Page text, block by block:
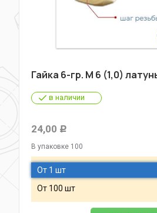
Гайка 6-гр. М 6 (1,0)
в наличии
24,00 Р
В упаковке 100
От 1 шт
От 100 шт